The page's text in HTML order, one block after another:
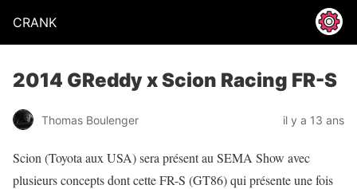
CRANK
2014 GReddy x Scion Racing FR-S
Thomas Boulenger il y a 13 ans
Scion (Toyota aux USA) sera présent au SEMA Show avec
plusieurs concepts dont cette FR-S (GT86) qui présente une fois